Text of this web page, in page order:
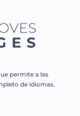
permite a las
de idiomas.